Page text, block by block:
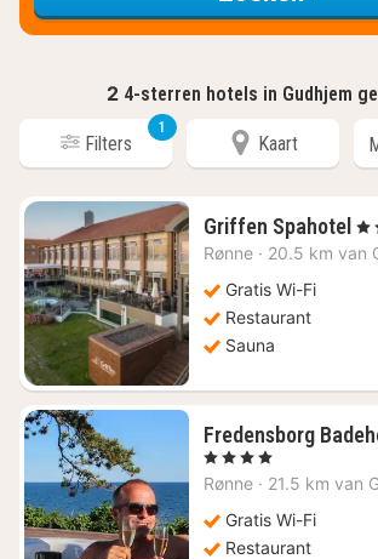
2 4-sterren hotels in Gudhjem
Filters
1
Kaart
Griffen Spahotel 1
, 4
Rønne · 20.5 km van
Gratis Wi-Fi
Restaurant
Sauna
Fredensborg
, 4 Sterren
Rønne · 21.5 km van
Gratis Wi-Fi
Restaurant